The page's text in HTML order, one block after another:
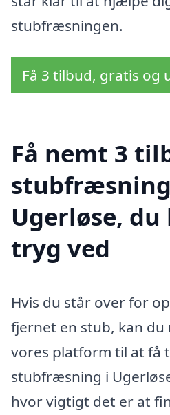
stubfræsningen.
Få 3 tilbud, gratis og
Få nemt 3
Ugerløse,
tryg ved
Hvis du står over for
fjernet en stub, kan
vores platform til at få
stubfræsning i
hvor vigtigt det er at